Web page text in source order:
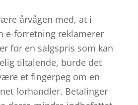
årvågen med, at i
e-forretning reklamerer
for en salgspris som kan
tiltalende, burde det
et fingerpeg om en
forhandler. Betalinger